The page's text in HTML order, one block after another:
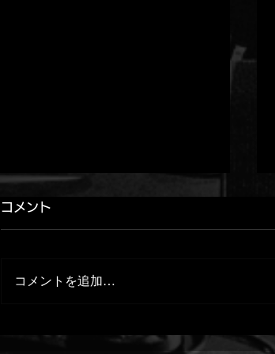
YouTube更新！[ MASTA
コメント
コメントを追加…